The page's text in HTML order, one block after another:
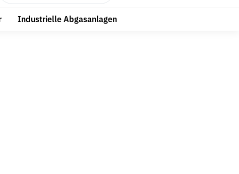
Industrielle Abgasanlagen